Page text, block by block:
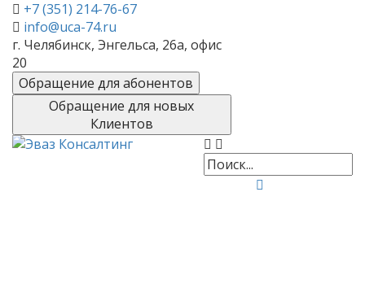
+7 (351) 214-76-67
info@uca-74.ru
г. Челябинск, Энгельса, 26а, офис
20
Обращение для абонентов
Обращение для новых
Клиентов